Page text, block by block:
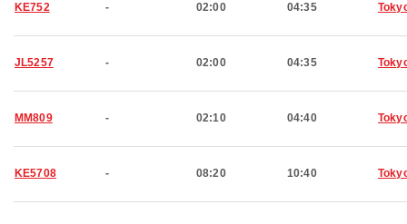
KE752 - 02:00 04:35
JL5257 - 02:00 04:35
MM809 - 02:10 04:40
KE5708 - 08:20 10:40